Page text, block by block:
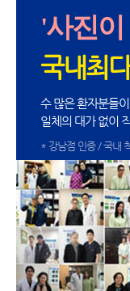
'사진
국내최
수 많은 환자분들
일체의 대가 없이
* 강남점 인증 / 국내